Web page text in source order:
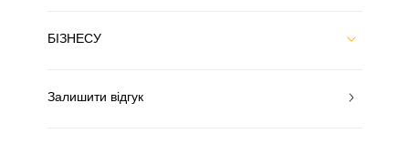
БІЗНЕСУ
Залишити відгук